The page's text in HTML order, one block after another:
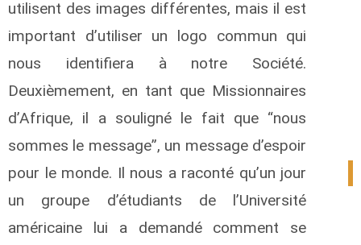
utilisent des images différentes, mais il est
important d’utiliser un logo commun qui
nous identifiera à notre Société.
Deuxièmement, en tant que Missionnaires
d’Afrique, il a souligné le fait que “nous
sommes le message”, un message d’espoir
pour le monde. Il nous a raconté qu’un jour
un groupe d’étudiants de l’Université
américaine lui a demandé comment se